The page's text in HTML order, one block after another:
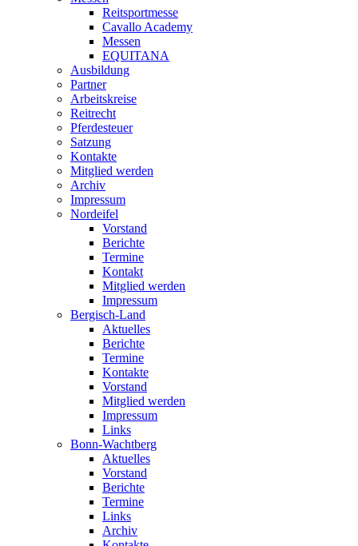
Reitsportmesse
Cavallo Academy
Messen
EQUITANA
Ausbildung
Partner
Arbeitskreise
Reitrecht
Pferdesteuer
Satzung
Kontakte
Mitglied werden
Archiv
Impressum
Nordeifel
Vorstand
Berichte
Termine
Kontakt
Mitglied werden
Impressum
Bergisch-Land
Aktuelles
Berichte
Termine
Kontakte
Vorstand
Mitglied werden
Impressum
Links
Bonn-Wachtberg
Aktuelles
Vorstand
Berichte
Termine
Links
Archiv